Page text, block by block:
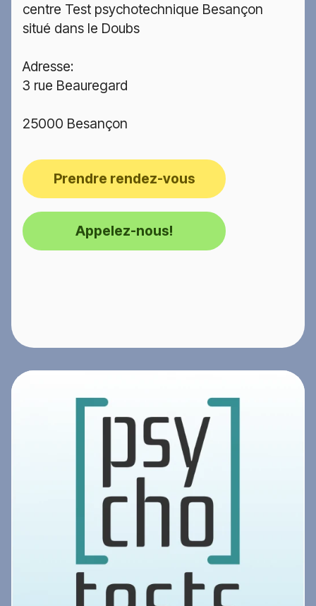
centre Test psychotechnique Besançon
situé dans le Doubs
Adresse:
3 rue Beauregard
25000 Besançon
Prendre rendez-vous
Appelez-nous!